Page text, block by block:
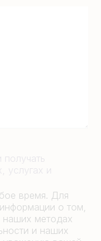
услугах и
время. Для
о том,
наших методах
и наших